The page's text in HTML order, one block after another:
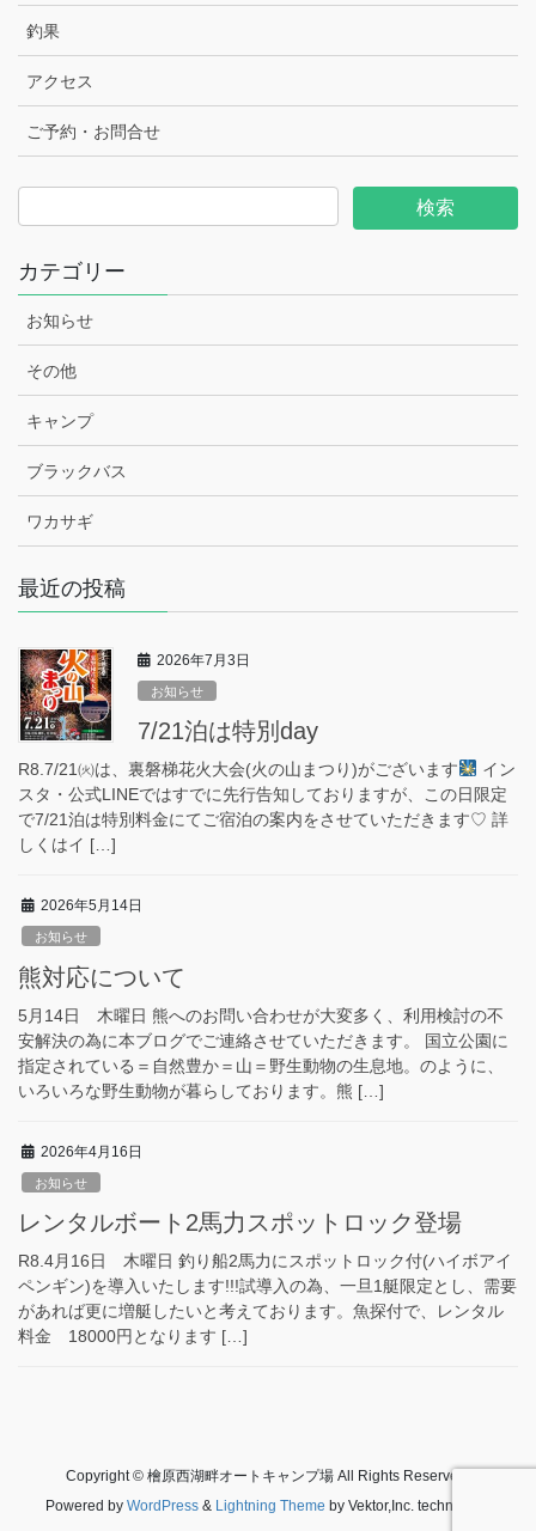
釣果
アクセス
ご予約・お問合せ
カテゴリー
お知らせ
その他
キャンプ
ブラックバス
ワカサギ
最近の投稿
2026年7月3日
お知らせ
7/21泊は特別day
R8.7/21㈫は、裏磐梯花火大会(火の山まつり)がございます
イン
スタ・公式LINEではすでに先行告知しておりますが、この日限定
で7/21泊は特別料金にてご宿泊の案内をさせていただきます♡ 詳
しくはイ […]
2026年5月14日
お知らせ
熊対応について
5月14日 木曜日 熊へのお問い合わせが大変多く、利用検討の不
安解決の為に本ブログでご連絡させていただきます。 国立公園に
指定されている＝自然豊か＝山＝野生動物の生息地。のように、
いろいろな野生動物が暮らしております。熊 […]
2026年4月16日
お知らせ
レンタルボート2馬力スポットロック登場
R8.4月16日 木曜日 釣り船2馬力にスポットロック付(ハイボアイ
ペンギン)を導入いたします!!!試導入の為、一旦1艇限定とし、需要
があれば更に増艇したいと考えております。魚探付で、レンタル
料金 18000円となります […]
Copyright © 檜原西湖畔オートキャンプ場 All Rights Reserved.
Powered by WordPress& Lightning Theme by Vektor,Inc. technology.